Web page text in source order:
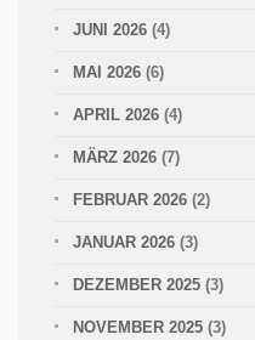
JUNI 2026 (4)
MAI 2026 (6)
APRIL 2026 (4)
MÄRZ 2026 (7)
FEBRUAR 2026 (2)
JANUAR 2026 (3)
DEZEMBER 2025 (3)
NOVEMBER 2025 (3)